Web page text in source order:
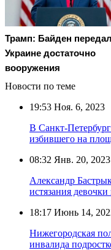
Трамп: Байден передал
Украине достаточно
вооружения
Новости по теме
19:53 Ноя. 6, 2023
В Санкт-
избившего на
08:32 Янв. 20, 2023
Александр
истязания
18:17 Июнь 14,
Нижегородская
инвалида